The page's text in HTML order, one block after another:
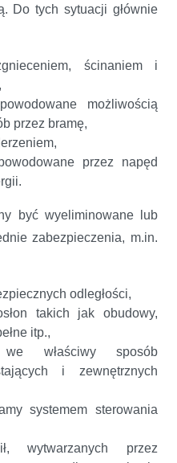
Do tych sytuacji głównie
ścinaniem i
możliwością
przez bramę,
przez napęd
być wyeliminowane lub
zabezpieczenia, m.in.
odległości,
takich jak obudowy,
itp.,
we właściwy sposób
i zewnętrznych
systemem sterowania
wytwarzanych przez